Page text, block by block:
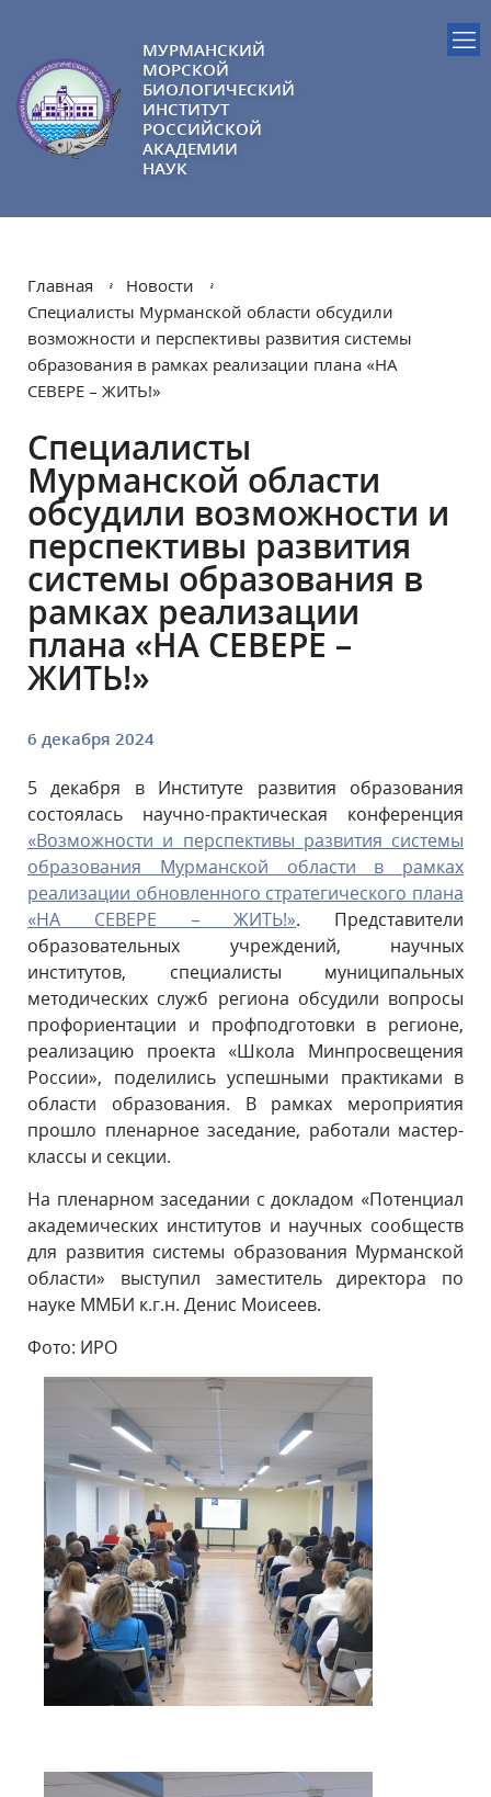
МУРМАНСКИЙ
МОРСКОЙ
БИОЛОГИЧЕСКИЙ
ИНСТИТУТ
РОССИЙСКОЙ
АКАДЕМИИ
НАУК
Главная
Новости
Специалисты Мурманской области обсудили
возможности и перспективы развития системы
образования в рамках реализации плана «НА
СЕВЕРЕ – ЖИТЬ!»
Специалисты
Мурманской области
обсудили возможности и
перспективы развития
системы образования в
рамках реализации
плана «НА СЕВЕРЕ –
ЖИТЬ!»
6 декабря 2024
5 декабря в Институте развития образования
состоялась научно-практическая конференция
«Возможности и перспективы развития системы
образования Мурманской области в рамках
реализации обновленного стратегического плана
«НА СЕВЕРЕ – ЖИТЬ!». Представители
образовательных учреждений, научных
институтов, специалисты муниципальных
методических служб региона обсудили вопросы
профориентации и профподготовки в регионе,
реализацию проекта «Школа Минпросвещения
России», поделились успешными практиками в
области образования. В рамках мероприятия
прошло пленарное заседание, работали мастер-
классы и секции.
На пленарном заседании с докладом «Потенциал
академических институтов и научных сообществ
для развития системы образования Мурманской
области» выступил заместитель директора по
науке ММБИ к.г.н. Денис Моисеев.
Фото: ИРО